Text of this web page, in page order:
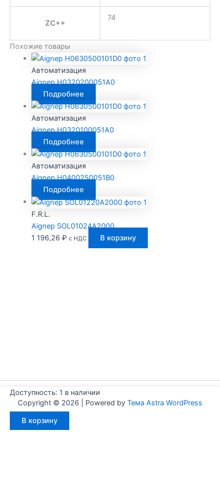
ZC++
74
Похожие товары
Автоматизация
Aignep H0320200051A0
Подробнее
Автоматизация
Aignep H0320100051A0
Подробнее
Автоматизация
Aignep H0400250051B0
Подробнее
F.R.L.
Aignep SOL01024A2000
1 196,26 ₽ с НДС В корзину
Copyright © 2026 | Powered by Тема Astra WordPress
Доступность: 1 в наличии
товара
В корзину